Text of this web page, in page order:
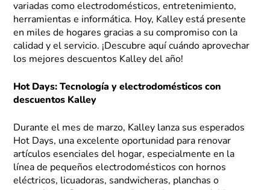
variadas como electrodomésticos, entretenimiento,
herramientas e informática. Hoy, Kalley está presente
en miles de hogares gracias a su compromiso con la
calidad y el servicio. ¡Descubre aquí cuándo aprovechar
los mejores descuentos Kalley del año!
Hot Days: Tecnología y electrodomésticos con
descuentos Kalley
Durante el mes de marzo, Kalley lanza sus esperados
Hot Days, una excelente oportunidad para renovar
artículos esenciales del hogar, especialmente en la
línea de pequeños electrodomésticos con hornos
eléctricos, licuadoras, sandwicheras, planchas o